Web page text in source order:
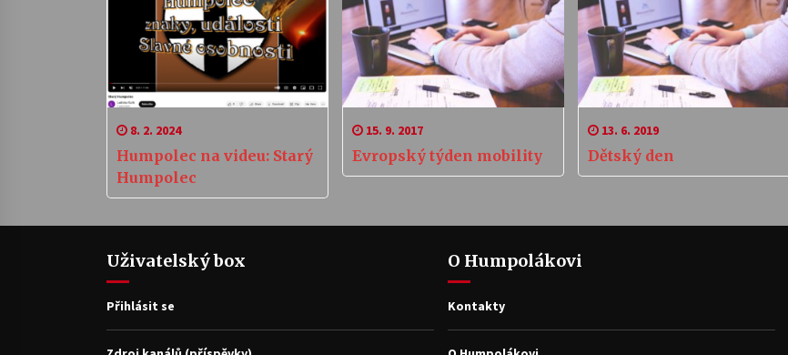
8. 2. 2024
Humpolec na videu: Starý
Humpolec
15. 9. 2017
Evropský týden mobility
13. 6. 2019
Dětský den
Uživatelský box
Přihlásit se
O Humpolákovi
Kontakty